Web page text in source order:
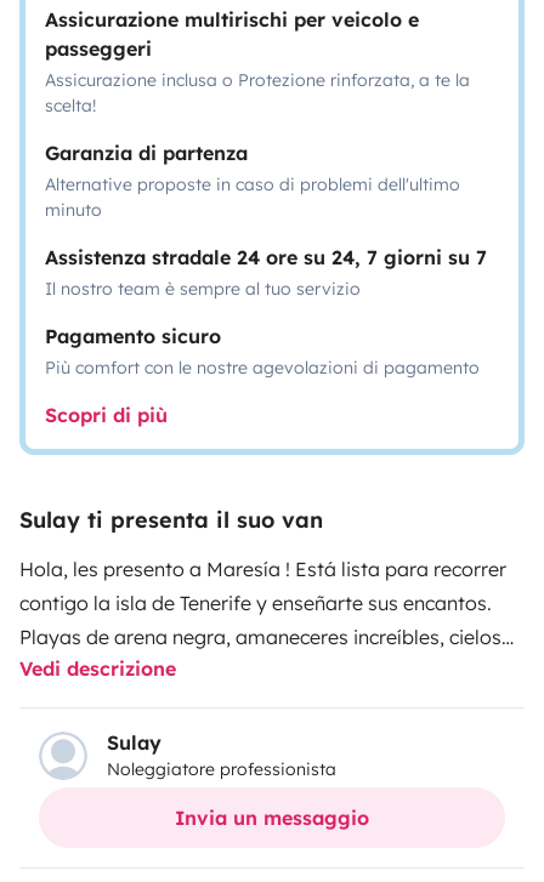
Assicurazione multirischi per veicolo e
passeggeri
Assicurazione inclusa o Protezione rinforzata, a te la
scelta!
Garanzia di partenza
Alternative proposte in caso di problemi dell'ultimo
minuto
Assistenza stradale 24 ore su 24, 7 giorni su 7
Il nostro team è sempre al tuo servizio
Pagamento sicuro
Più comfort con le nostre agevolazioni di pagamento
Scopri di più
Sulay ti presenta il suo van
Hola, les presento a Maresía ! Está lista para recorrer
contigo la isla de Tenerife y enseñarte sus encantos.
Playas de arena negra, amaneceres increíbles, cielos
estrellados, paisajes volcánicos o bosques de ensueño.
Maresía te ofrece conocer la isla sin prisas, a tu ritmo.
Con espacio cómodo para dormir, cocina funcional y
equipada con todo lo necesario para que tu aventura
sea inolvidable, tanto dentro como fuera de ella.
para optimizar tu viaje.Ideal también para si ya
Vedi descrizione
Sulay
Noleggiatore professionista
Invia un messaggio